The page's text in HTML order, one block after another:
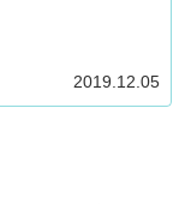
2019.12.05